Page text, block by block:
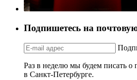
Подпишетесь на
Раз в неделю мы будем писать о
в Санкт-Петербурге.